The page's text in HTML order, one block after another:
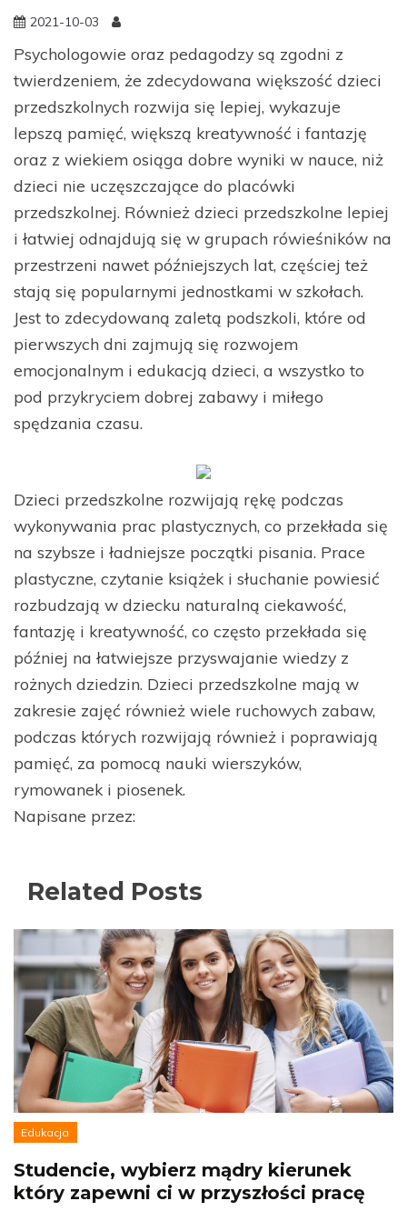
2021-10-03
Psychologowie oraz pedagodzy są zgodni z
twierdzeniem, że zdecydowana większość dzieci
przedszkolnych rozwija się lepiej, wykazuje
lepszą pamięć, większą kreatywność i fantazję
oraz z wiekiem osiąga dobre wyniki w nauce, niż
dzieci nie uczęszczające do placówki
przedszkolnej. Również dzieci przedszkolne lepiej
i łatwiej odnajdują się w grupach rówieśników na
przestrzeni nawet późniejszych lat, częściej też
stają się popularnymi jednostkami w szkołach.
Jest to zdecydowaną zaletą podszkoli, które od
pierwszych dni zajmują się rozwojem
emocjonalnym i edukacją dzieci, a wszystko to
pod przykryciem dobrej zabawy i miłego
spędzania czasu.
Dzieci przedszkolne rozwijają rękę podczas
wykonywania prac plastycznych, co przekłada się
na szybsze i ładniejsze początki pisania. Prace
plastyczne, czytanie książek i słuchanie powiesić
rozbudzają w dziecku naturalną ciekawość,
fantazję i kreatywność, co często przekłada się
później na łatwiejsze przyswajanie wiedzy z
rożnych dziedzin. Dzieci przedszkolne mają w
zakresie zajęć również wiele ruchowych zabaw,
podczas których rozwijają również i poprawiają
pamięć, za pomocą nauki wierszyków,
rymowanek i piosenek.
Napisane przez:
Related Posts
Edukacja
Studencie, wybierz mądry kierunek
który zapewni ci w przyszłości pracę